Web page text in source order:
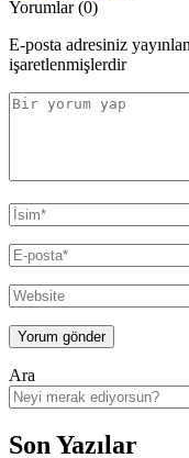
Yorumlar (0)
E-posta adresiniz
işaretlenmişlerdir
Ara
Son Yazılar